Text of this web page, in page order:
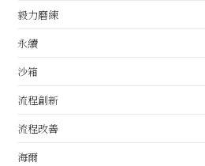
毅力磨練
永續
沙箱
流程創新
流程改善
海爾